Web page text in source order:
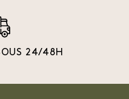
24/48H